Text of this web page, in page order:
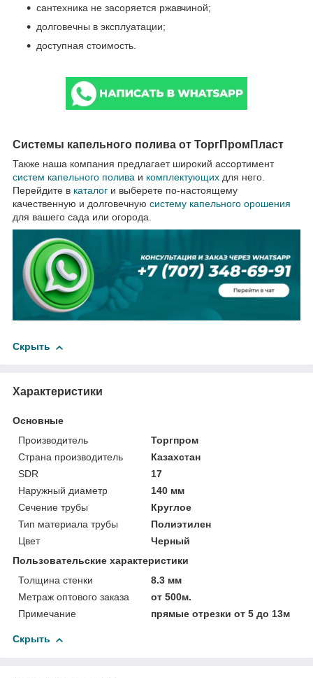
сантехника не засоряется ржавчиной;
долговечны в эксплуатации;
доступная стоимость.
Системы капельного полива от ТоргПромПласт
Также наша компания предлагает широкий ассортимент
систем капельного полива и комплектующих для него.
Перейдите в каталог и выберете по-настоящему
качественную и долговечную систему капельного орошения
для вашего сада или огорода.
Скрыть
Характеристики
Основные
Производитель
Торгпром
Страна производитель
Казахстан
SDR
17
Наружный диаметр
140 мм
Сечение трубы
Круглое
Тип материала трубы
Полиэтилен
Цвет
Черный
Пользовательские характеристики
Толщина стенки
8.3 мм
Метраж оптового заказа
от 500м.
Примечание
прямые отрезки от 5 до 13м
Скрыть